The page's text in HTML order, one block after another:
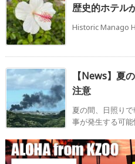
歴史的ホテル
Historic Manago
【News】夏
注意
夏の間、日照り
事が発生する可